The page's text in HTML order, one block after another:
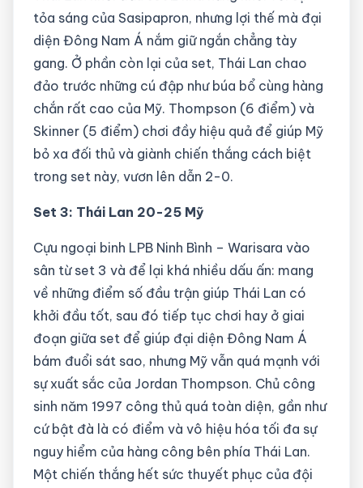
tỏa sáng của Sasipapron, nhưng lợi thế mà đại
diện Đông Nam Á nắm giữ ngắn chẳng tày
gang. Ở phần còn lại của set, Thái Lan chao
đảo trước những cú đập như búa bổ cùng hàng
chắn rất cao của Mỹ. Thompson (6 điểm) và
Skinner (5 điểm) chơi đầy hiệu quả để giúp Mỹ
bỏ xa đối thủ và giành chiến thắng cách biệt
trong set này, vươn lên dẫn 2-0.
Set 3: Thái Lan 20-25 Mỹ
Cựu ngoại binh LPB Ninh Bình – Warisara vào
sân từ set 3 và để lại khá nhiều dấu ấn: mang
về những điểm số đầu trận giúp Thái Lan có
khởi đầu tốt, sau đó tiếp tục chơi hay ở giai
đoạn giữa set để giúp đại diện Đông Nam Á
bám đuổi sát sao, nhưng Mỹ vẫn quá mạnh với
sự xuất sắc của Jordan Thompson. Chủ công
sinh năm 1997 công thủ quá toàn diện, gần như
cứ bật đà là có điểm và vô hiệu hóa tối đa sự
nguy hiểm của hàng công bên phía Thái Lan.
Một chiến thắng hết sức thuyết phục của đội